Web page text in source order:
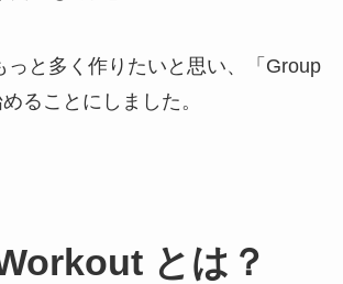
っと多く作りたいと思い、「Group
ることにしました。
とは？